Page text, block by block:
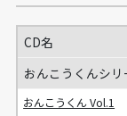
CD名
おんこうくんシリ
おんこうくん Vol.1